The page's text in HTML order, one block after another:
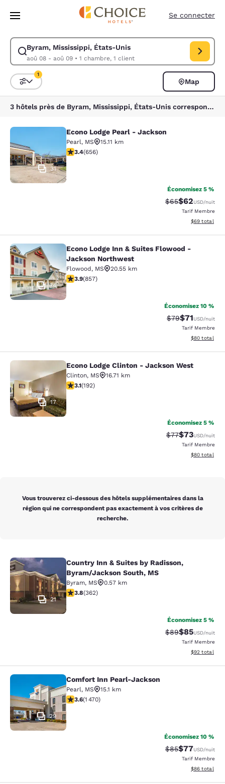
Sauter à Contenu Principal
Se connecter
Byram, Mississippi, États-Unis
aoû 08 - aoû 09• 1 chambre, 1 client
Modifier la recherche pour Byram, Mississippi, États-Unis. Date
Triez et filtrez
1
Map
3 hôtels près de Byram, Mississippi, États-Unis correspondent à vos filtres
Econo Lodge Pearl - Jackson
31
Econo Lodge Pearl - Jackson
Pearl, MS
15.11 km
3.36 étoiles. Bien. 656 commentaires
3.4(656)
Économisez 5 %
Tarif barré :
$65Tarif réduit :
$62USD/nuit
Tarif Membre
Afficher les
$69 total
Econo Lodge Inn & Suites Flowood
34
Econo Lodge Inn & Suites Flowood -
Jackson Northwest
Flowood, MS
20.55 km
3.94 étoiles. Bien. 857 commentaires
3.9(857)
Économisez 10 %
Tarif barré :
$79Tarif réduit :
$71USD/nuit
Tarif Membre
Afficher les
$80 total
Econo Lodge Clinton - Jackson
17
Econo Lodge Clinton - Jackson West
Clinton, MS
16.71 km
3.14 étoiles. Bien. 192 commentaires
3.1(192)
Économisez 5 %
Tarif barré :
$77Tarif réduit :
$73USD/nuit
Tarif Membre
Afficher les
$80 total
Vous trouverez ci-dessous des hôtels supplémentaires dans la
région qui ne correspondent pas exactement à vos critères de
recherche.
Country Inn & Suites by Radisson,
21
Country Inn & Suites by Radisson,
Byram/Jackson South, MS
Byram, MS
0.57 km
3.76 étoiles. Bien. 362 commentaires
3.8(362)
Économisez 5 %
Tarif barré :
$89Tarif réduit :
$85USD/nuit
Tarif Membre
Afficher les
$92 total
Comfort Inn Pearl-Jackson
29
Comfort Inn Pearl-Jackson
Pearl, MS
15.1 km
3.64 étoiles. Bien. 1470 commentaires
3.6(1 470)
Économisez 10 %
Tarif barré :
$85Tarif réduit :
$77USD/nuit
Tarif Membre
Afficher les
$86 total